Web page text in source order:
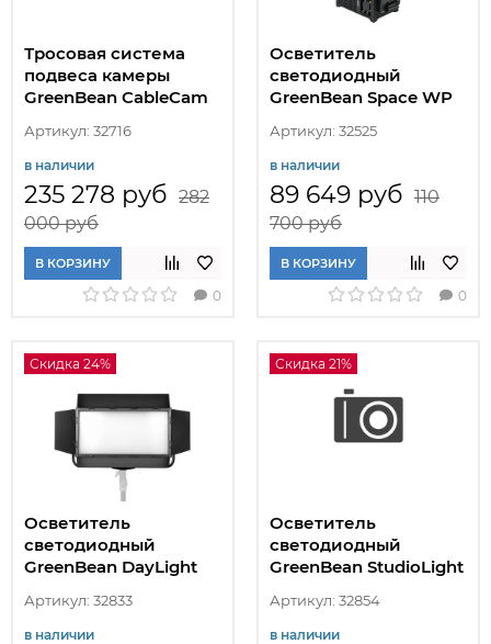
Тросовая система
подвеса камеры
GreenBean CableCam
моторизованная
Артикул: 32716
в наличии
235 278 руб 282
000 руб
В КОРЗИНУ
0
Осветитель
cветодиодный
GreenBean Space WP
Артикул: 32525
в наличии
89 649 руб 110
700 руб
В КОРЗИНУ
0
Скидка 24%
Осветитель
светодиодный
GreenBean DayLight
Артикул: 32833
в наличии
Скидка 21%
Осветитель
светодиодный
GreenBean StudioLight
Артикул: 32854
в наличии